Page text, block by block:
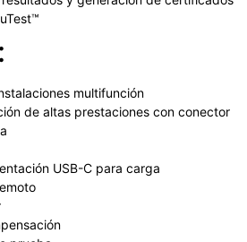
multifunción
de altas prestaciones con conector
USB-C para carga